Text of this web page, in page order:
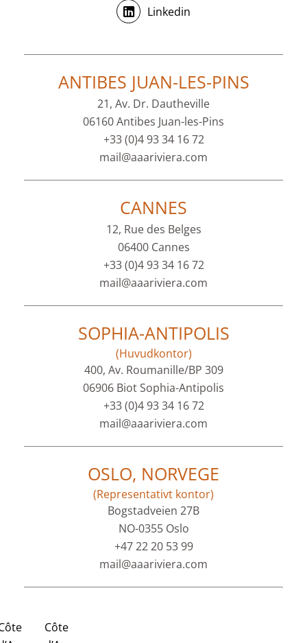
Linkedin
ANTIBES JUAN-LES-PINS
21, Av. Dr. Dautheville
06160 Antibes Juan-les-Pins
+33 (0)4 93 34 16 72
mail@aaariviera.com
CANNES
12, Rue des Belges
06400 Cannes
+33 (0)4 93 34 16 72
mail@aaariviera.com
SOPHIA-ANTIPOLIS
(Huvudkontor)
400, Av. Roumanille/BP 309
06906 Biot Sophia-Antipolis
+33 (0)4 93 34 16 72
mail@aaariviera.com
OSLO, NORVEGE
(Representativt kontor)
Bogstadveien 27B
NO-0355 Oslo
+47 22 20 53 99
mail@aaariviera.com
Côte